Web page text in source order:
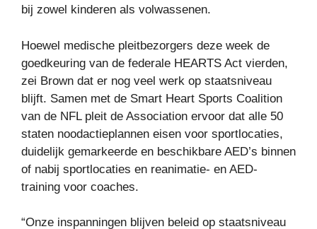
bij zowel kinderen als volwassenen.
Hoewel medische pleitbezorgers deze week de
goedkeuring van de federale HEARTS Act vierden,
zei Brown dat er nog veel werk op staatsniveau
blijft. Samen met de Smart Heart Sports Coalition
van de NFL pleit de Association ervoor dat alle 50
staten noodactieplannen eisen voor sportlocaties,
duidelijk gemarkeerde en beschikbare AED’s binnen
of nabij sportlocaties en reanimatie- en AED-
training voor coaches.
“Onze inspanningen blijven beleid op staatsniveau